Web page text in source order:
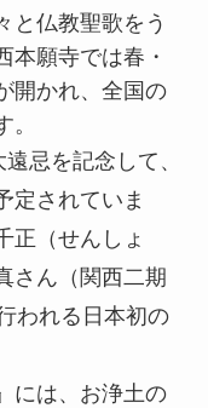
と仏教聖歌をう
本願寺では春・
開かれ、全国の
忌を記念して、
定されていま
正（せんしょ
さん（関西二期
われる日本初の
には、お浄土の